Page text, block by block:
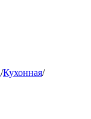
/Кухонная/